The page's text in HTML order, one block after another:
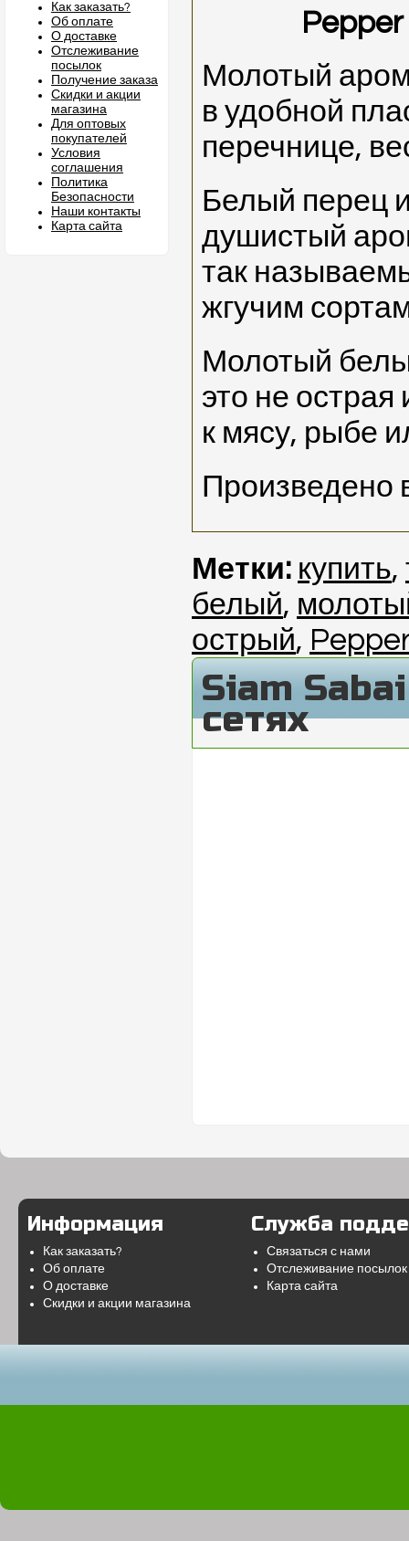
Как заказать?
Об оплате
О доставке
Отслеживание
посылок
Получение заказа
Скидки и акции
магазина
Для оптовых
покупателей
Условия
соглашения
Политика
Безопасности
Наши контакты
Карта сайта
Молотый
в удобной
перечнице,
Белый перец
душистый
так
жгучим
Молотый
это не
к мясу, рыбе
Произведено
Метки: купить,
белый,
острый,
Siam
сетях
Информация
Как заказать?
Об оплате
О доставке
Скидки и акции магазина
Служба
Связаться с нами
Отслеживание посылок
Карта сайта